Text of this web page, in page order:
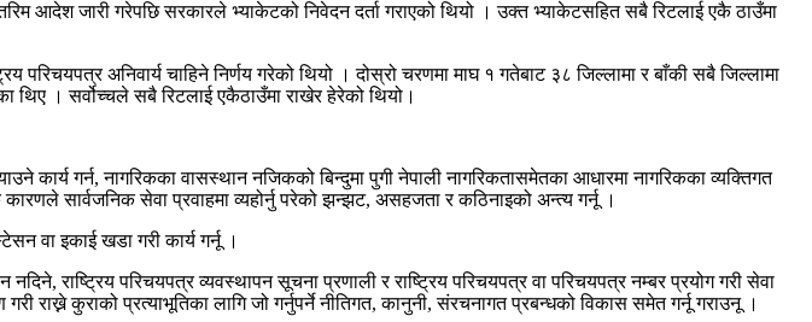
आदेश जारी गरेपछि सरकारले भ्याकेटको निवेदन दर्ता गराएको थियो । उक्त भ्याकेटसहित सबै रिटलाई एकै ठाउँमा
अनिवार्य चाहिने निर्णय गरेको थियो । दोस्रो चरणमा माघ १ गतेबाट ३८ जिल्लामा र बाँकी सबै जिल्लामा
थिए । सर्वोच्चले सबै रिटलाई एकैठाउँमा राखेर हेरेको थियो।
कार्य गर्न, नागरिकका वासस्थान नजिकको बिन्दुमा पुगी नेपाली नागरिकतासमेतका आधारमा नागरिकका व्यक्तिगत
सार्वजनिक सेवा प्रवाहमा व्यहोर्नु परेको झन्झट, असहजता र कठिनाइको अन्त्य गर्नू ।
वा इकाई खडा गरी कार्य गर्नू ।
राष्ट्रिय परिचयपत्र व्यवस्थापन सूचना प्रणाली र राष्ट्रिय परिचयपत्र वा परिचयपत्र नम्बर प्रयोग गरी सेवा
राख्ने कुराको प्रत्याभूतिका लागि जो गर्नुपर्ने नीतिगत, कानुनी, संरचनागत प्रबन्धको विकास समेत गर्नू गराउनू ।